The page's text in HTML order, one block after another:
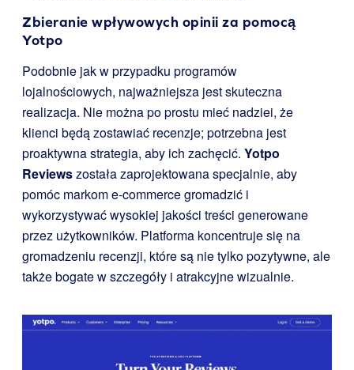
Zbieranie wpływowych opinii za pomocą
Yotpo
Podobnie jak w przypadku programów
lojalnościowych, najważniejsza jest skuteczna
realizacja. Nie można po prostu mieć nadziei, że
klienci będą zostawiać recenzje; potrzebna jest
proaktywna strategia, aby ich zachęcić. Yotpo
Reviewszostała zaprojektowana specjalnie, aby
pomóc markom e-commerce gromadzić i
wykorzystywać wysokiej jakości treści generowane
przez użytkowników. Platforma koncentruje się na
gromadzeniu recenzji, które są nie tylko pozytywne, ale
także bogate w szczegóły i atrakcyjne wizualnie.